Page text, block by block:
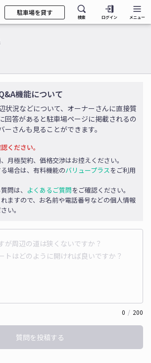
駐車場を貸す
検索 ログイン メニュー
機能について
状況などについて、オーナーさんに直接質
回答があると駐車場ページに掲載されるの
ーさんも見ることができます。
ください。
月極契約、価格交渉はお控えください。
場合は、有料機能のバリュープラスをご利用
問は、 よくあるご質問をご確認ください。
ますので、お名前や電話番号などの個人情報
い。
0 / 200
質問を投稿する